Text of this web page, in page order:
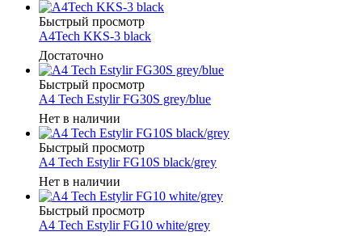
Быстрый просмотр
A4Tech KKS-3 black
Достаточно
Быстрый просмотр
A4 Tech Estylir FG30S grey/blue
Нет в наличии
Быстрый просмотр
A4 Tech Estylir FG10S black/grey
Нет в наличии
Быстрый просмотр
A4 Tech Estylir FG10 white/grey